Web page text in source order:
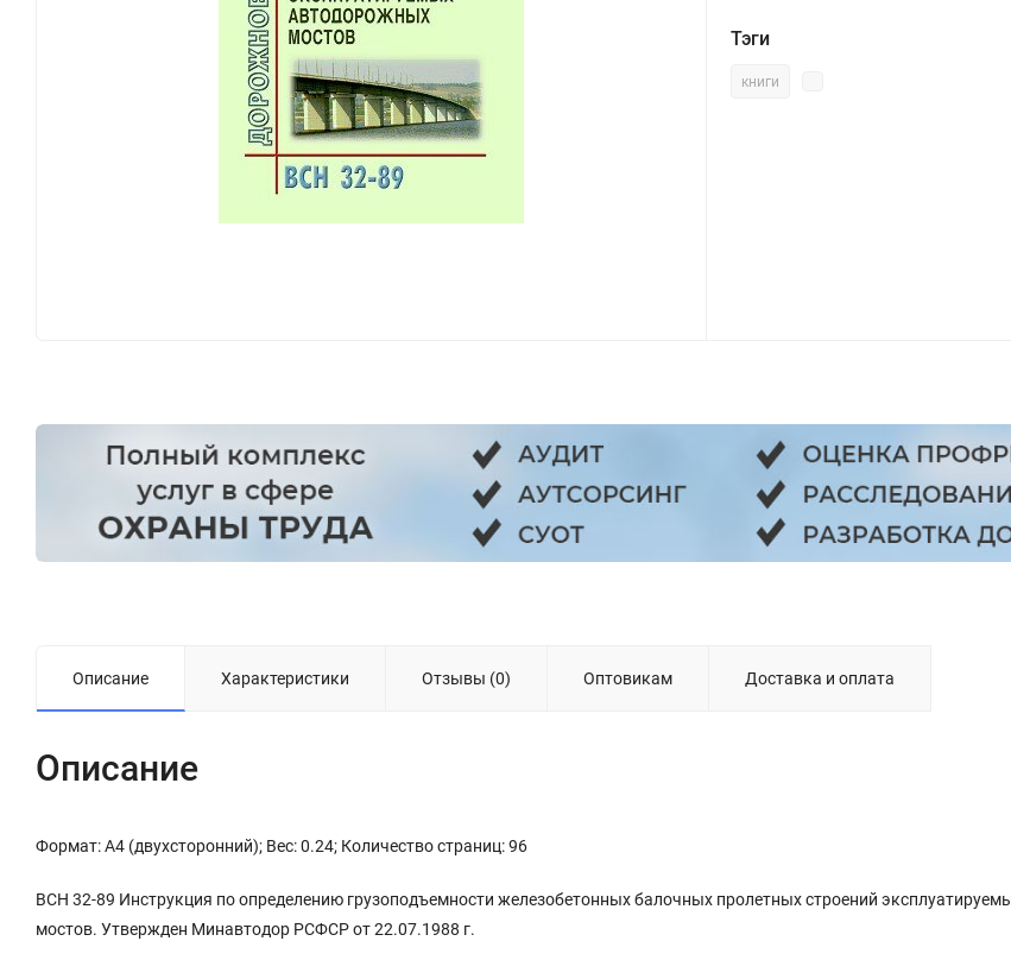
Тэги
книги
Описание Характеристики Отзывы (0) Оптовикам Доставка и оплата
Описание
Формат: А4 (двухсторонний); Вес: 0.24; Количество страниц: 96
ВСН 32-89 Инструкция по определению грузоподъемности железобетонных балочных пролетных строений
мостов. Утвержден Минавтодор РСФСР от 22.07.1988 г.